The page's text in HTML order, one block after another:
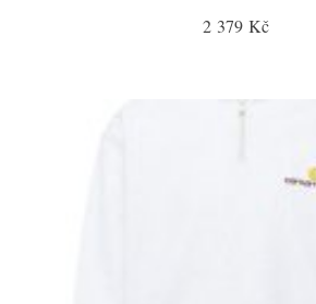
2 379 Kč